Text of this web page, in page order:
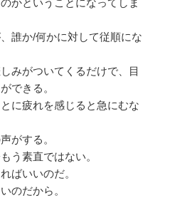
かということになってしま
誰か/何かに対して従順にな
みがついてくるだけで、目
できる。
に疲れを感じると急にむな
がする。
う素直ではない。
ばいいのだ。
のだから。